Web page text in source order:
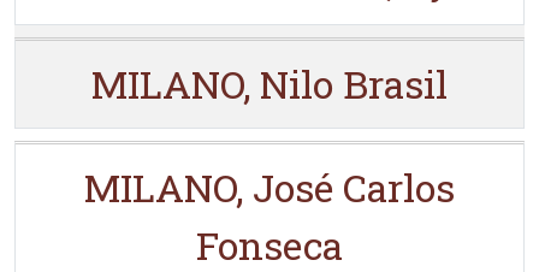
MILANO, Nilo Brasil
MILANO, José Carlos
Fonseca